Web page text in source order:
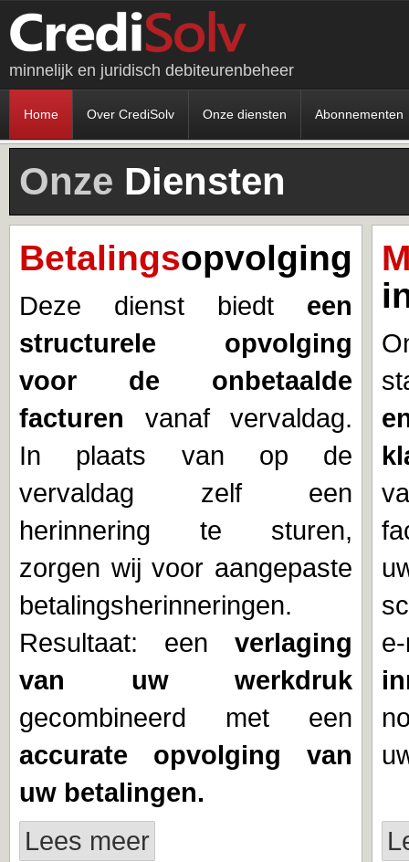
Home Over CrediSolv Onze diensten Abonnementen
Onze Diensten
Betalingsopvolging
Deze dienst biedt een
structurele opvolging
voor de onbetaalde
facturen vanaf vervaldag.
In plaats van op de
vervaldag zelf een
herinnering te sturen,
zorgen wij voor aangepaste
betalingsherinneringen.
Resultaat: een verlaging
van uw werkdruk
gecombineerd met een
accurate opvolging van
uw betalingen.
Lees meer
minnelijk en juridisch debiteurenbeheer